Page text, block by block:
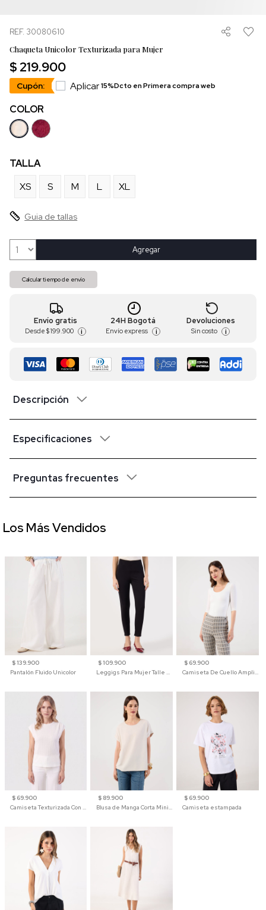
REF. 30080610
Chaqueta Unicolor Texturizada para Mujer
$ 219.900
Cupón: Aplicar15%Dcto en Primera compra web
COLOR
TALLA
XS
S M L XL
Guia de tallas
Agregar
Calcular tiempo de envío
Envío gratis
Desde $ 199.900 i
24H Bogotá
Envío express i
Devoluciones
Sin costo i
Descripción
Especificaciones
Preguntas frecuentes
$ 139.900
Pantalón Fluido Unicolor
$ 109.900
Leggigs Para Mujer Talle Alto Liso
$ 69.900
Camiseta De Cuello Amplio Y Manga 3/4 Para Mujer
$ 69.900
$ 89.900
$ 69.900
Camiseta estampada
Los Más Vendidos